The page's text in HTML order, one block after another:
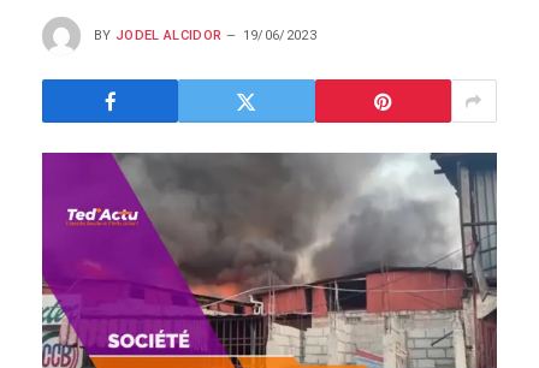
BY JODEL ALCIDOR 19/06/2023